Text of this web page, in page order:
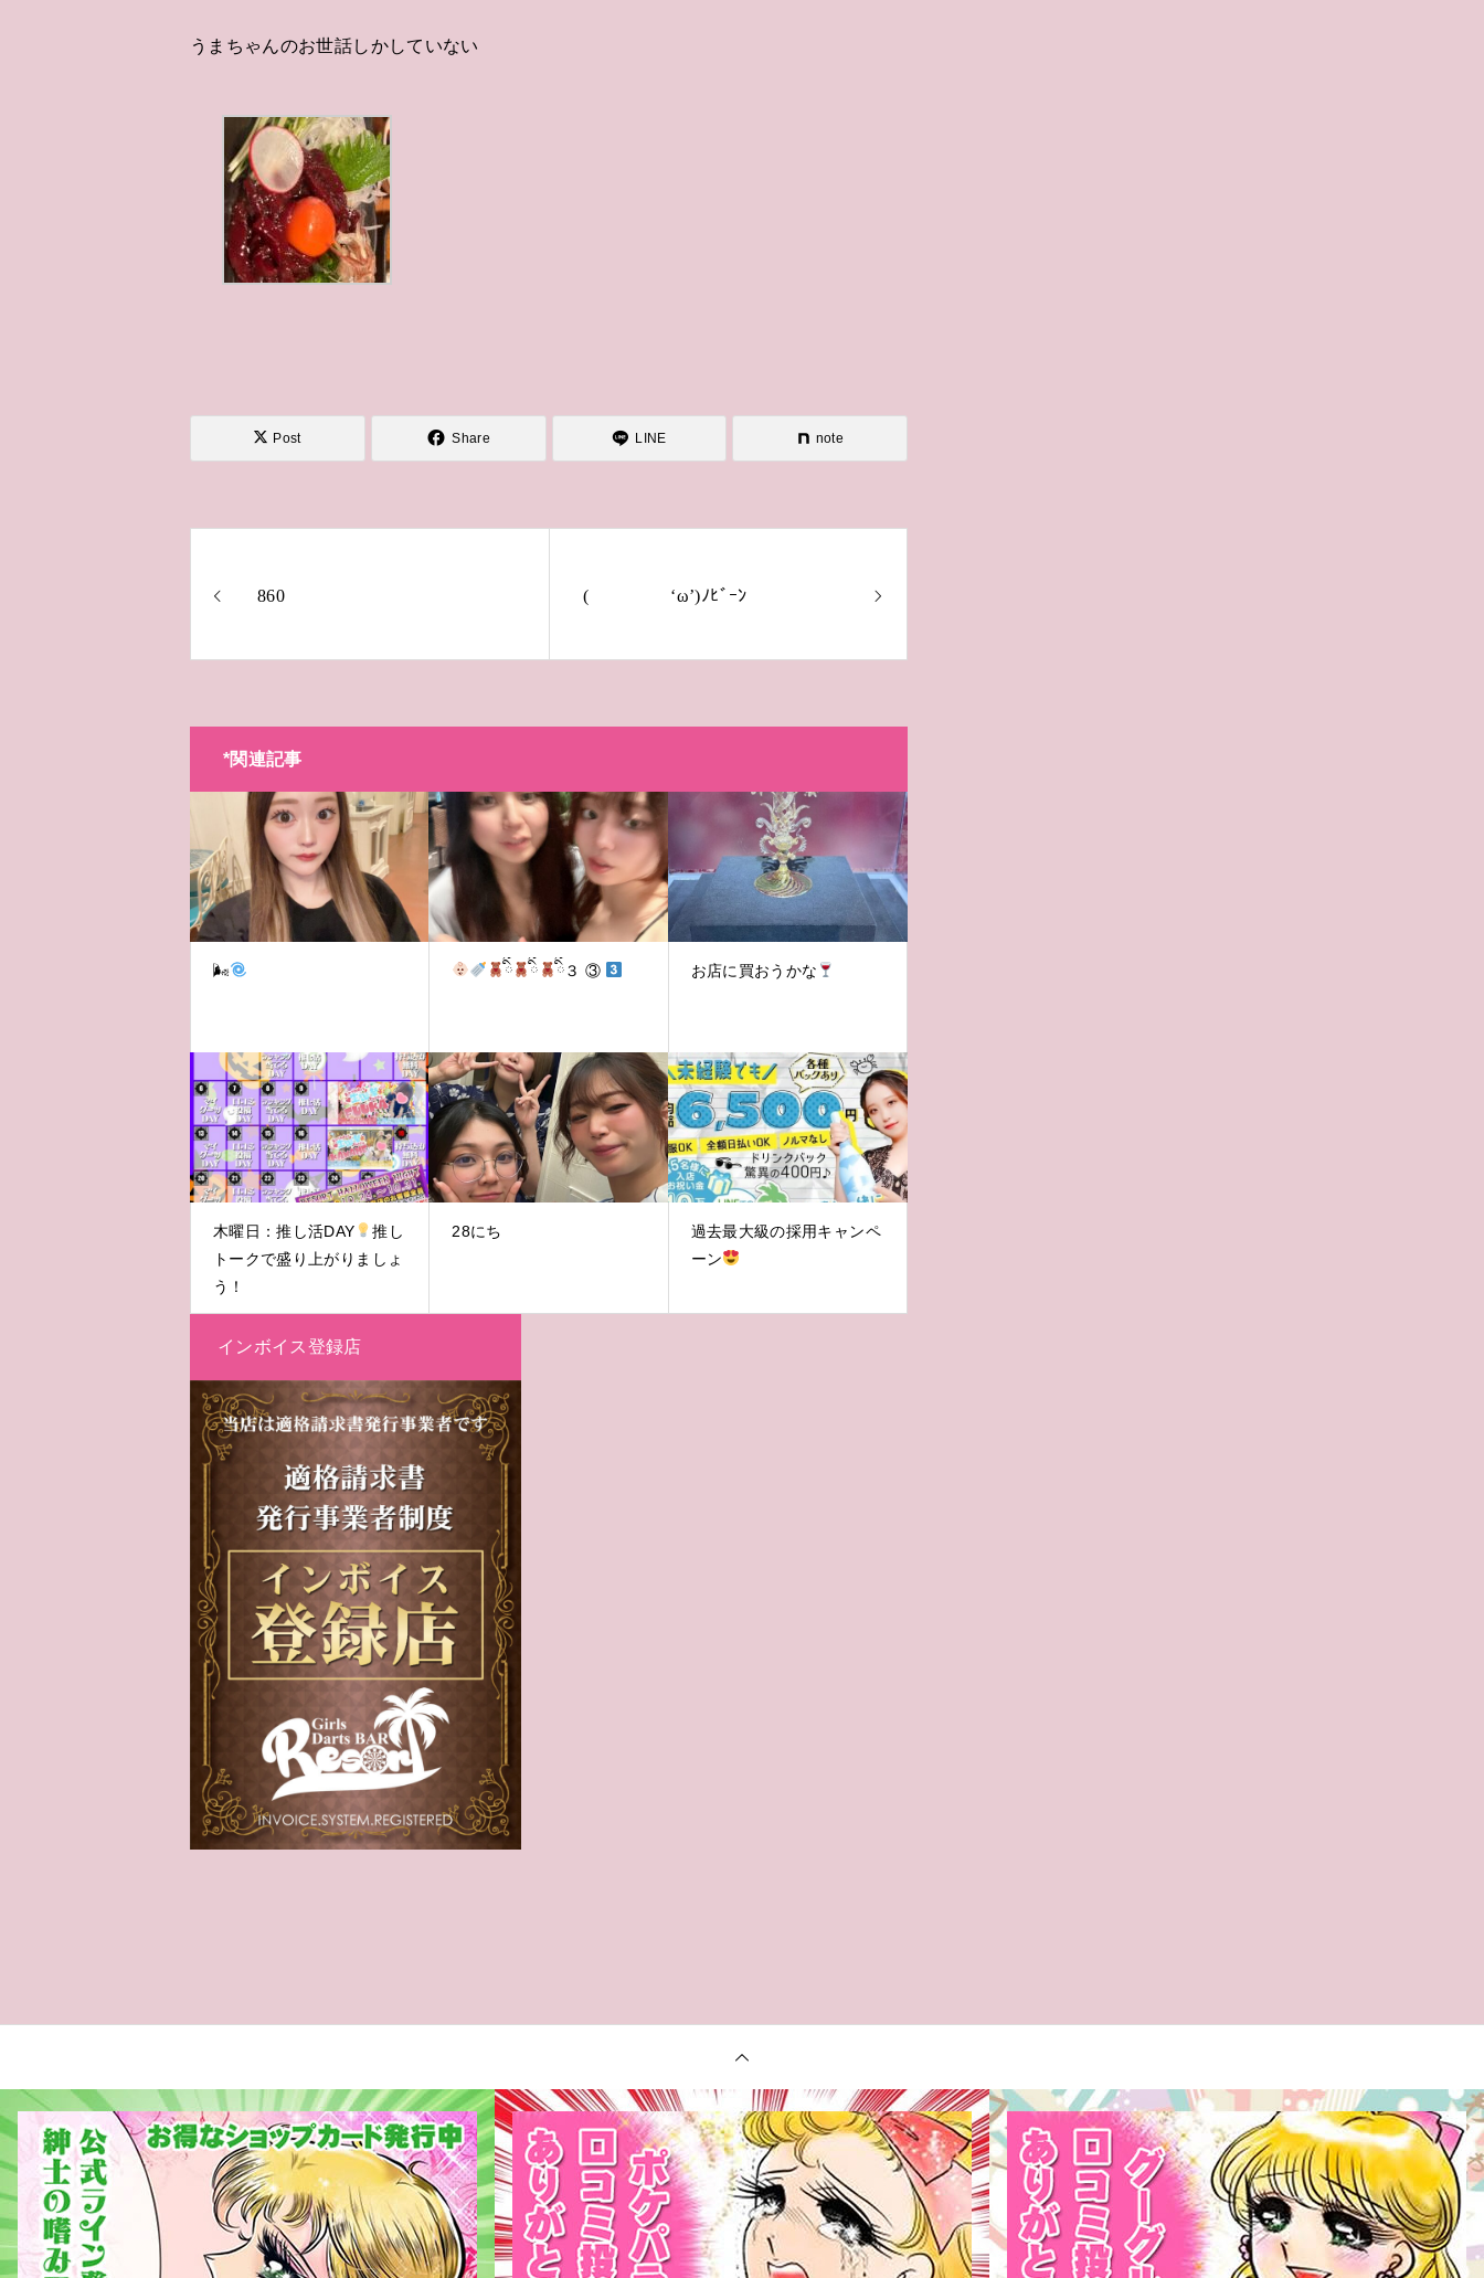
うまちゃんのお世話しかしていない
Post Share LINE note
860 ( ‘ω’)ﾉﾋﾞｰﾝ
*関連記事
🌬 ིྀ ིྀ ིྀ３ ③ お店に買おうかな
木曜日：推し活DAY
推し
トークで盛り上がりましょ
う！
28にち
過去最大級の採用キャンペ
ーン
インボイス登録店